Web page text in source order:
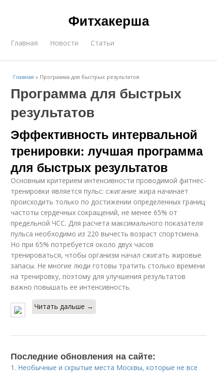
Фитхакерша
Главная Новости Статьи
Главная » Программа для быстрых результатов
Программа для быстрых
результатов
Эффективность интервальной
тренировки: лучшая программа
для быстрых результатов
Основным критерием интенсивности проводимой фитнес-
тренировки является пульс: сжигание жира начинает
происходить только по достижении определенных границ
частоты сердечных сокращений, не менее 65% от
предельной ЧСС. Для расчета максимального показателя
пульса необходимо из 220 вычесть возраст спортсмена.
Но при 65% потребуется около двух часов
тренироваться, чтобы организм начал сжигать жировые
запасы. Не многие люди готовы тратить столько времени
на тренировку, поэтому для улучшения результатов
важно повышать ее интенсивность.
Читать дальше →
Последние обновления на сайте:
1. Необычные и скрытые места Москвы, которые не все